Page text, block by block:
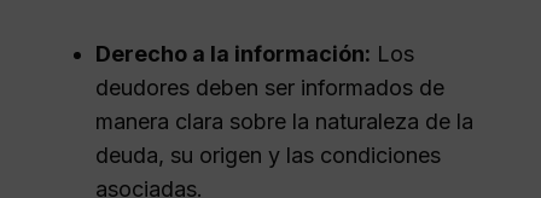
Derecho a la información: Los
deudores deben ser informados de
manera clara sobre la naturaleza de la
deuda, su origen y las condiciones
asociadas.